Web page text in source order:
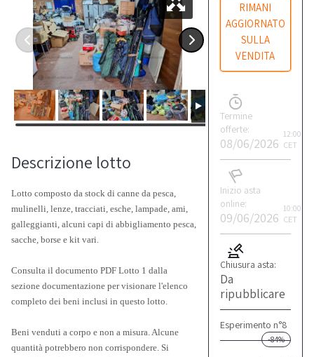
RIMANI
AGGIORNATO
SULLA
VENDITA
Termine
offerte:
08/06/2026
12:00
CET
Inizio asta
online:
09/06/2026
10:00
CET
Chiusura asta:
Da
ripubblicare
Esperimento n°8
-84%
Descrizione lotto
Lotto composto da stock di canne da pesca,
mulinelli, lenze, tracciati, esche, lampade, ami,
galleggianti, alcuni capi di abbigliamento pesca,
sacche, borse e kit vari.
Consulta il documento PDF Lotto 1 dalla
sezione documentazione per visionare l'elenco
completo dei beni inclusi in questo lotto.
Beni venduti a corpo e non a misura. Alcune
quantità potrebbero non corrispondere. Si